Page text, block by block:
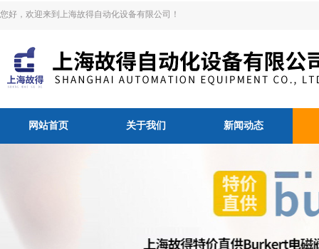
您好，欢迎来到上海故得自动化设备有限公司！
网站首页 关于我们 新闻动态